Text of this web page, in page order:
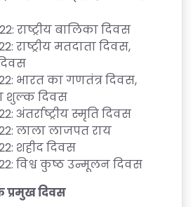
राष्ट्रीयबालिकादिवस
राष्ट्रीयमतदातादिवस,
भारतकागणतंत्रदिवस,
शुल्कदिवस
अंतर्राष्ट्रीयस्मृतिदिवस
लालालाजपतराय
शहीददिवस
विश्वकुष्ठउन्मूलनदिवस
प्रमुखदिवस